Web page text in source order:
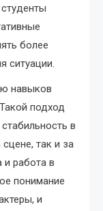
более
ситуации.
навыков
подход
в
так и за
работа в
понимание
и